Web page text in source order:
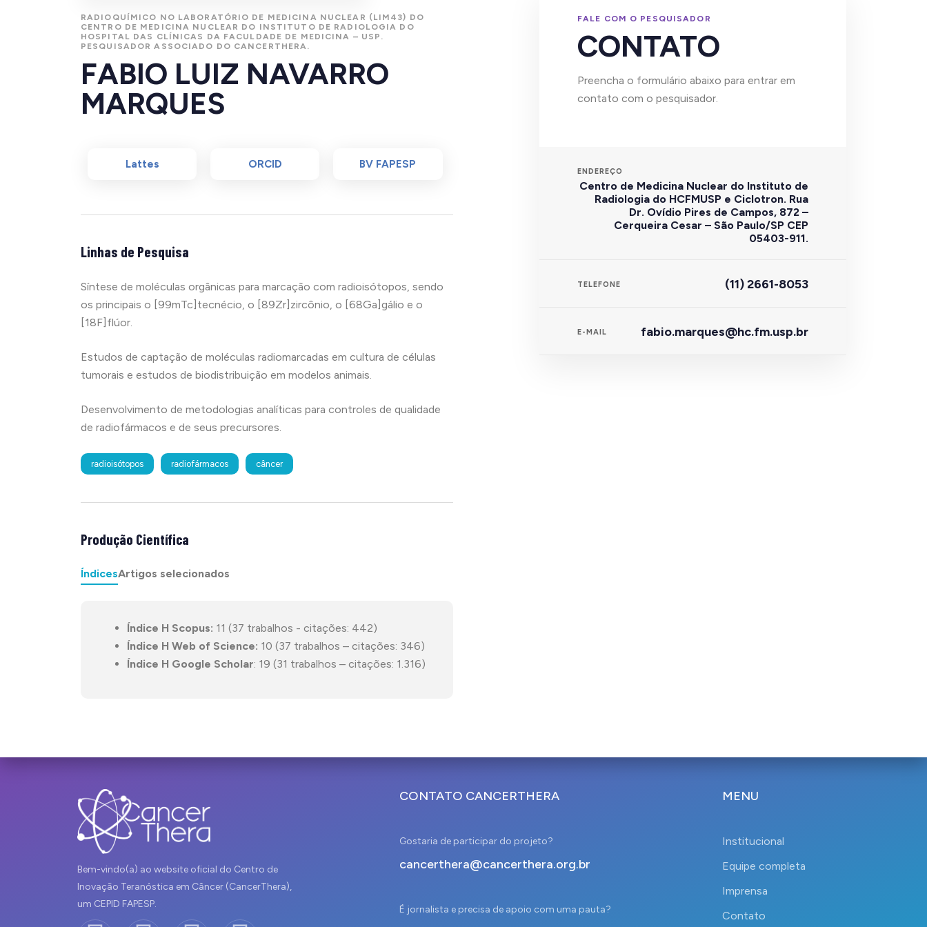
RADIOQUÍMICO NO LABORATÓRIO DE MEDICINA NUCLEAR (LIM43) DO
CENTRO DE MEDICINA NUCLEAR DO INSTITUTO DE RADIOLOGIA DO
HOSPITAL DAS CLÍNICAS DA FACULDADE DE MEDICINA – USP.
PESQUISADOR ASSOCIADO DO CANCERTHERA.
FABIO LUIZ NAVARRO
MARQUES
Lattes ORCID BV FAPESP
Linhas de Pesquisa
Síntese de moléculas orgânicas para marcação com radioisótopos, sendo
os principais o [99mTc]tecnécio, o [89Zr]zircônio, o [68Ga]gálio e o
[18F]flúor.
Estudos de captação de moléculas radiomarcadas em cultura de células
tumorais e estudos de biodistribuição em modelos animais.
Desenvolvimento de metodologias analíticas para controles de qualidade
de radiofármacos e de seus precursores.
radioisótopos radiofármacos câncer
Produção Científica
ÍndicesArtigos selecionados
Índice H Scopus: 11 (37 trabalhos - citações: 442)
Índice H Web of Science: 10 (37 trabalhos – citações: 346)
Índice H Google Scholar: 19 (31 trabalhos – citações: 1.316)
FALE COM O PESQUISADOR
CONTATO
Preencha o formulário abaixo para entrar em
contato com o pesquisador.
ENDEREÇO
Centro de Medicina Nuclear do Instituto de
Radiologia do HCFMUSP e Ciclotron. Rua
Dr. Ovídio Pires de Campos, 872 –
Cerqueira Cesar – São Paulo/SP CEP
05403-911.
TELEFONE (11) 2661-8053
E-MAIL fabio.marques@hc.fm.usp.br
Bem-vindo(a) ao website oficial do Centro de
Inovação Teranóstica em Câncer (CancerThera),
um CEPID FAPESP.
CONTATO CANCERTHERA
Gostaria de participar do projeto?
cancerthera@cancerthera.org.br
É jornalista e precisa de apoio com uma pauta?
MENU
Institucional
Equipe completa
Imprensa
Contato